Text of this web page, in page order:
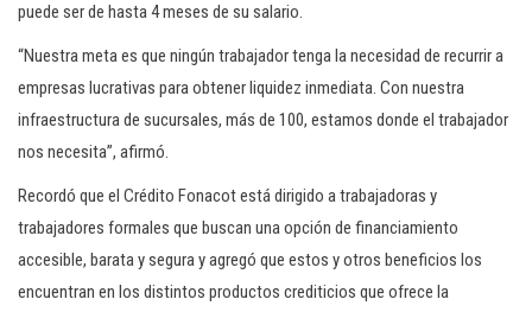
puede ser de hasta 4 meses de su salario.
“Nuestra meta es que ningún trabajador tenga la necesidad de recurrir a
empresas lucrativas para obtener liquidez inmediata. Con nuestra
infraestructura de sucursales, más de 100, estamos donde el trabajador
nos necesita”, afirmó.
Recordó que el Crédito Fonacot está dirigido a trabajadoras y
trabajadores formales que buscan una opción de financiamiento
accesible, barata y segura y agregó que estos y otros beneficios los
encuentran en los distintos productos crediticios que ofrece la